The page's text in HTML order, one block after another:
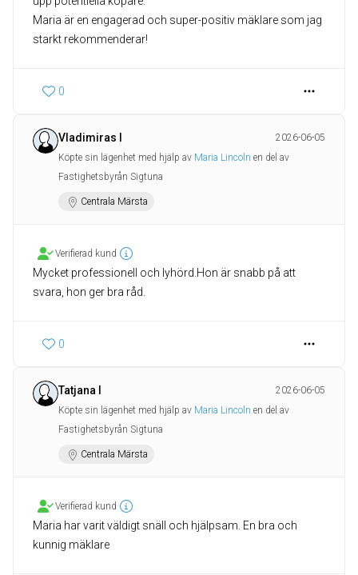
Maria är en engagerad och super-positiv mäklare som jag
starkt rekommenderar!
0
Vladimiras I
2026-06-05
Köpte sin lägenhet med hjälp av Maria Lincoln en del av
Fastighetsbyrån Sigtuna
Centrala Märsta
Verifierad kund
Mycket professionell och lyhörd.Hon är snabb på att
svara, hon ger bra råd.
0
Tatjana I
2026-06-05
Köpte sin lägenhet med hjälp av Maria Lincoln en del av
Fastighetsbyrån Sigtuna
Centrala Märsta
Verifierad kund
Maria har varit väldigt snäll och hjälpsam. En bra och
kunnig mäklare